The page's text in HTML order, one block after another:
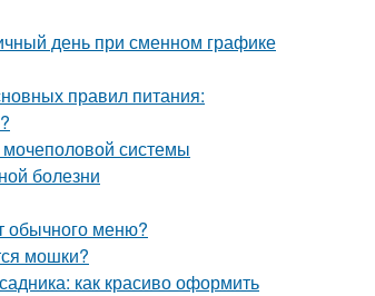
день при сменном графике
правил питания:
системы
болезни
обычного меню?
мошки?
как красиво оформить